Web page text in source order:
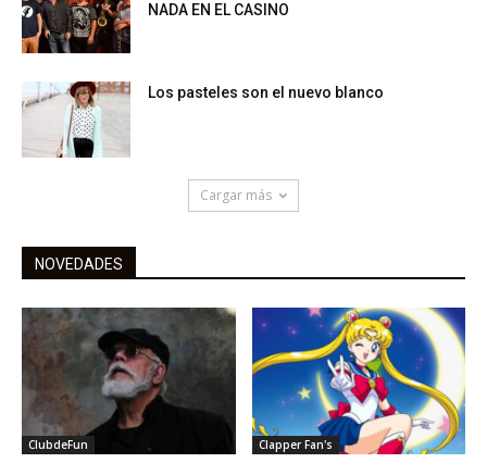
NADA EN EL CASINO
Los pasteles son el nuevo blanco
Cargar más
NOVEDADES
ClubdeFun Clapper Fan's